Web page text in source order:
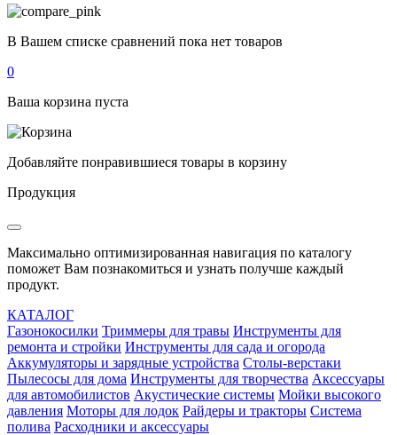
В Вашем списке сравнений пока нет товаров
0
Ваша корзина пуста
Добавляйте понравившиеся товары в корзину
Продукция
Максимально оптимизированная навигация по каталогу
поможет Вам познакомиться и узнать получше каждый
продукт.
КАТАЛОГ
Газонокосилки Триммеры для травы Инструменты для
ремонта и стройки Инструменты для сада и огорода
Аккумуляторы и зарядные устройства Столы-верстаки
Пылесосы для дома Инструменты для творчества Аксессуары
для автомобилистов Акустические системы Мойки высокого
давления Моторы для лодок Райдеры и тракторы Система
полива Расходники и аксессуары